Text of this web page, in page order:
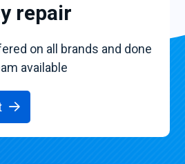
repair
on all brands and done
available